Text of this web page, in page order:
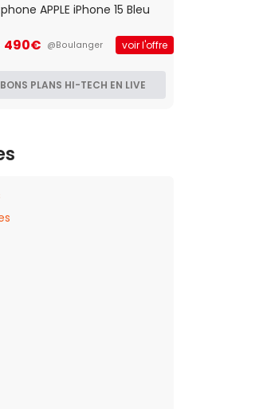
APPLE iPhone 15 Bleu
490€ @Boulanger voir l'offre
PLANS HI-TECH EN LIVE